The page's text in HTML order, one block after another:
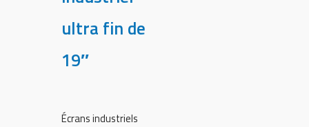
ultra fin de
19″
Écrans industriels